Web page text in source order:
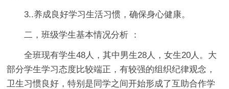
3..养成良好学习生活习惯，确保身心健康。
二，班级学生基本情况分析 ：
全班现有学生48人，其中男生28人，女生20人。大
部分学生学习态度比较端正，有较强的组织纪律观念，
卫生习惯良好，特别是同学之间开始形成了互助合作学